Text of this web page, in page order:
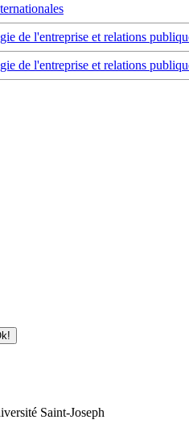
de l'entreprise et relations
de l'entreprise et relations
Saint-Joseph